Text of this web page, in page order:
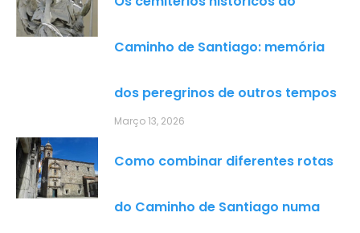
Caminho de Santiago: memória
dos peregrinos de outros tempos
Março 13, 2026
Como combinar diferentes rotas
do Caminho de Santiago numa